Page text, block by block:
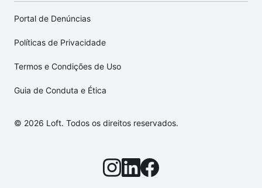
Portal de Denúncias
Políticas de Privacidade
Termos e Condições de Uso
Guia de Conduta e Ética
© 2026 Loft. Todos os direitos reservados.